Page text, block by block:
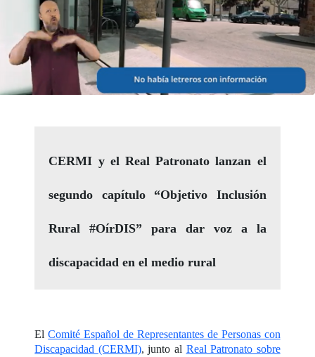
CERMI y el Real Patronato lanzan el
segundo capítulo “Objetivo Inclusión
Rural #OírDIS” para dar voz a la
discapacidad en el medio rural
ElComité Español de Representantes de Personas con
Discapacidad (CERMI), junto al Real Patronato sobre